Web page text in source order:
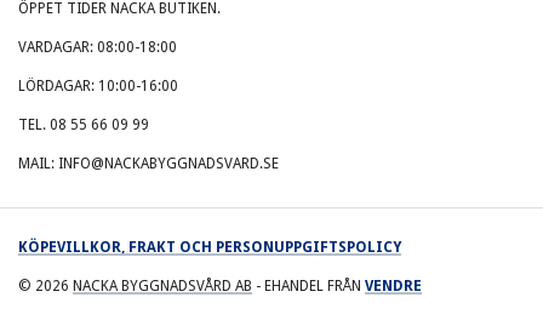
ÖPPET TIDER NACKA BUTIKEN.
VARDAGAR: 08:00-18:00
LÖRDAGAR: 10:00-16:00
TEL. 08 55 66 09 99
MAIL: INFO@NACKABYGGNADSVARD.SE
KÖPEVILLKOR, FRAKT OCH PERSONUPPGIFTSPOLICY
© 2026 NACKA BYGGNADSVÅRD AB - EHANDEL FRÅN VENDRE